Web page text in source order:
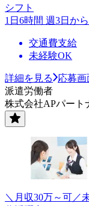
シフト
1日6時間 週3日か
交通費支給
未経験OK
詳細を見る
応募画
派遣労働者
株式会社APパート
＼月収30万～可／